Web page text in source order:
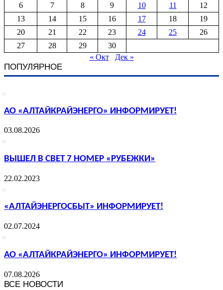
6
7 8 9 10 11
12
13
14 15 16 17 18
19
20
21 22 23 24 25
26
27
28 29
30
« Окт
Дек »
ПОПУЛЯРНОЕ
АО «АЛТАЙКРАЙЭНЕРГО» ИНФОРМИРУЕТ!
03.08.2026
ВЫШЕЛ В СВЕТ 7 НОМЕР «РУБЕЖКИ»
22.02.2023
«АЛТАЙЭНЕРГОСБЫТ» ИНФОРМИРУЕТ!
02.07.2024
АО «АЛТАЙКРАЙЭНЕРГО» ИНФОРМИРУЕТ!
07.08.2026
ВСЕ НОВОСТИ